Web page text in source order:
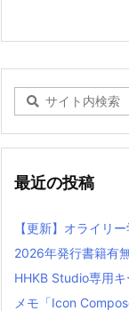
最近の投稿
【更新】オライリ
2026年発行書籍有
HHKB Studio専用
メモ「Icon